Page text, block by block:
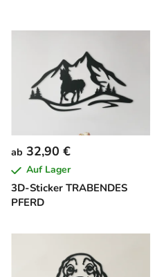
3D-Sticker TRABENDES
PFERD
ab 32,90 €
Auf Lager